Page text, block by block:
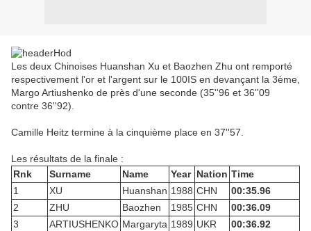
Les deux Chinoises Huanshan Xu et Baozhen Zhu ont remporté
respectivement l'or et l'argent sur le 100IS en devançant la 3ème,
Margo Artiushenko de près d'une seconde (35''96 et 36''09
contre 36''92).
Camille Heitz termine à la cinquième place en 37''57.
Les résultats de la finale :
Rnk
Surname Name Year Nation Time
1
XU Huanshan 1988 CHN
00:35.96
2
ZHU Baozhen 1985 CHN
00:36.09
3
ARTIUSHENKO Margaryta 1989 UKR
00:36.92